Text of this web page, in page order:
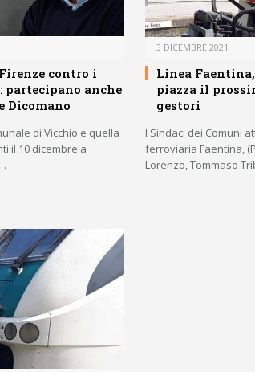
contro i
anche
Dicomano
di Vicchio e quella
il 10 dicembre a
3 DICEMBRE 2021
Linea
piazza il
gestori
I Sindaci dei Comuni
ferroviaria Faentina,
Lorenzo, Tommaso